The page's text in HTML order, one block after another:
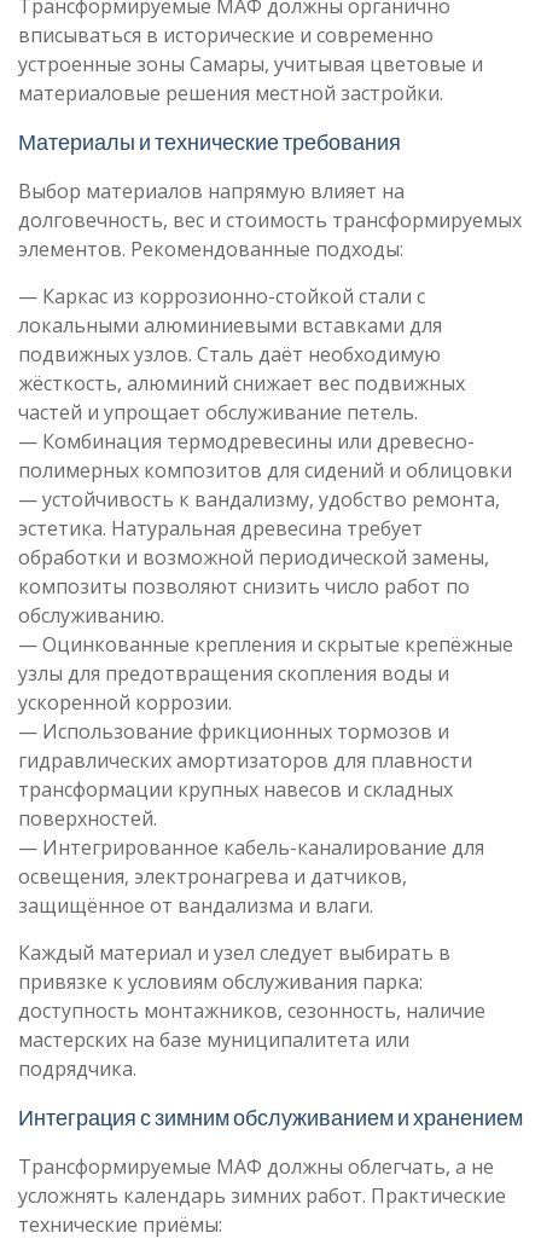
Трансформируемые МАФ должны органично
вписываться в исторические и современно
устроенные зоны Самары, учитывая цветовые и
материаловые решения местной застройки.
Материалы и технические требования
Выбор материалов напрямую влияет на
долговечность, вес и стоимость трансформируемых
элементов. Рекомендованные подходы:
— Каркас из коррозионно-стойкой стали с
локальными алюминиевыми вставками для
подвижных узлов. Сталь даёт необходимую
жёсткость, алюминий снижает вес подвижных
частей и упрощает обслуживание петель.
— Комбинация термодревесины или древесно-
полимерных композитов для сидений и облицовки
— устойчивость к вандализму, удобство ремонта,
эстетика. Натуральная древесина требует
обработки и возможной периодической замены,
композиты позволяют снизить число работ по
обслуживанию.
— Оцинкованные крепления и скрытые крепёжные
узлы для предотвращения скопления воды и
ускоренной коррозии.
— Использование фрикционных тормозов и
гидравлических амортизаторов для плавности
трансформации крупных навесов и складных
поверхностей.
— Интегрированное кабель-каналирование для
освещения, электронагрева и датчиков,
защищённое от вандализма и влаги.
Каждый материал и узел следует выбирать в
привязке к условиям обслуживания парка:
доступность монтажников, сезонность, наличие
мастерских на базе муниципалитета или
подрядчика.
Интеграция с зимним обслуживанием и хранением
Трансформируемые МАФ должны облегчать, а не
усложнять календарь зимних работ. Практические
технические приёмы: